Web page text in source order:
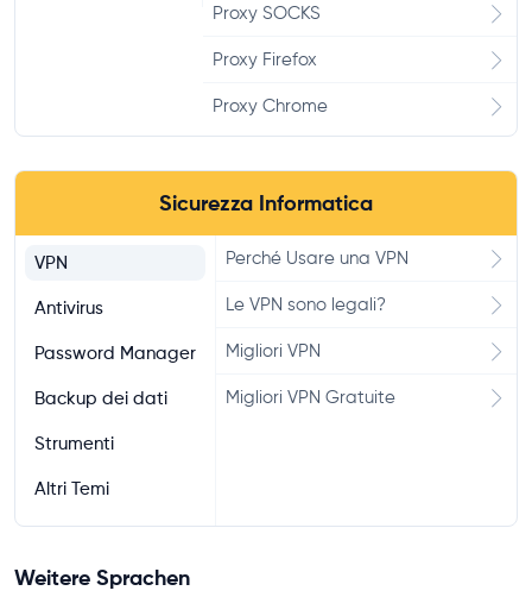
Proxy SOCKS
Proxy Firefox
Proxy Chrome
Sicurezza Informatica
VPN
Antivirus
Password Manager
Backup dei dati
Strumenti
Altri Temi
Perché Usare una VPN
Le VPN sono legali?
Migliori VPN
Migliori VPN Gratuite
Weitere Sprachen